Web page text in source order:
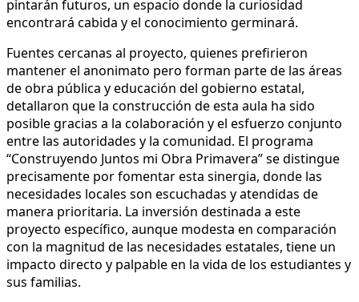
pintarán futuros, un espacio donde la curiosidad
encontrará cabida y el conocimiento germinará.
Fuentes cercanas al proyecto, quienes prefirieron
mantener el anonimato pero forman parte de las áreas
de obra pública y educación del gobierno estatal,
detallaron que la construcción de esta aula ha sido
posible gracias a la colaboración y el esfuerzo conjunto
entre las autoridades y la comunidad. El programa
“Construyendo Juntos mi Obra Primavera” se distingue
precisamente por fomentar esta sinergia, donde las
necesidades locales son escuchadas y atendidas de
manera prioritaria. La inversión destinada a este
proyecto específico, aunque modesta en comparación
con la magnitud de las necesidades estatales, tiene un
impacto directo y palpable en la vida de los estudiantes y
sus familias.